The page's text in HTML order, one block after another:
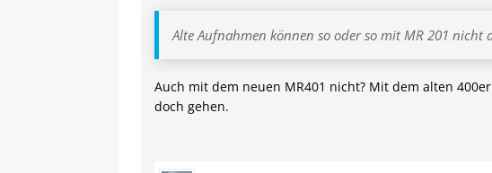
Alte Aufnahmen können so oder so mit MR 201 nicht
Auch mit dem neuen MR401 nicht? Mit dem alten
doch gehen.